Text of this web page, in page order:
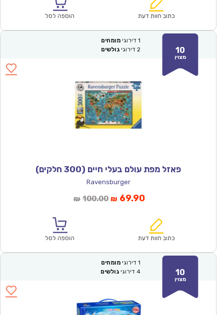
₪200.00.
הוא:
כתוב חוות דעת הוספה לסל
10
מצוין
1 דירוגי מומחים
2 דירוגי גולשים
פאזל מפת עולם בעלי חיים (300 חלקים)
Ravensburger
₪ 100.00המחיר
₪100.00.
₪ 69.90המחיר
הוא:
כתוב חוות דעת הוספה לסל
10
מצוין
1 דירוגי מומחים
4 דירוגי גולשים